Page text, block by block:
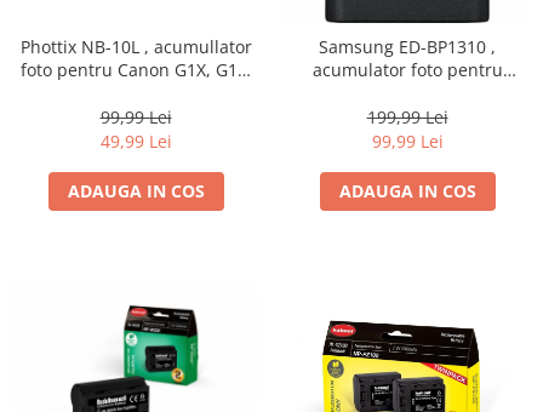
Phottix NB-10L , acumullator
foto pentru Canon G1X, G15,
99,99 Lei
49,99 Lei
ADAUGA IN COS
Samsung ED-BP1310 ,
acumulator foto pentru
199,99 Lei
99,99 Lei
ADAUGA IN COS